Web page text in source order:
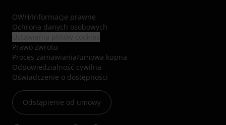
OWH/Informacje prawne
Ochrona danych osobowych
Prawo zwrotu
Proces zamawiania/umowa kupna
Odpowiedzialność cywilna
Oświadczenie o dostępności
Odstąpienie od umowy